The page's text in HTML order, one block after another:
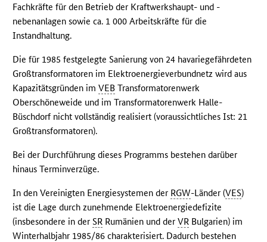
Fachkräfte für den Betrieb der Kraftwerkshaupt- und -
nebenanlagen sowie ca. 1 000 Arbeitskräfte für die
Instandhaltung.
Die für 1985 festgelegte Sanierung von 24 havariegefährdeten
Großtransformatoren im Elektroenergieverbundnetz wird aus
Kapazitätsgründen imVEB Transformatorenwerk
Oberschöneweide und im Transformatorenwerk Halle-
Büschdorf nicht vollständig realisiert (voraussichtliches Ist: 21
Großtransformatoren).
Bei der Durchführung dieses Programms bestehen darüber
hinaus Terminverzüge.
In den Vereinigten Energiesystemen der RGW-Länder (VES)
ist die Lage durch zunehmende Elektroenergiedefizite
(insbesondere in derSR Rumänien und derVR Bulgarien) im
Winterhalbjahr 1985/86 charakterisiert. Dadurch bestehen